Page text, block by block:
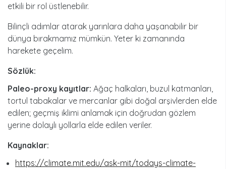
etkili bir rol üstlenebilir.
Bilinçli adımlar atarak yarınlara daha yaşanabilir bir
dünya bırakmamız mümkün. Yeter ki zamanında
harekete geçelim.
Sözlük:
Paleo-proxy kayıtlar: Ağaç halkaları, buzul katmanları,
tortul tabakalar ve mercanlar gibi doğal arşivlerden elde
edilen; geçmiş iklimi anlamak için doğrudan gözlem
yerine dolaylı yollarla elde edilen veriler.
Kaynaklar:
https://climate.mit.edu/ask-mit/todays-climate-